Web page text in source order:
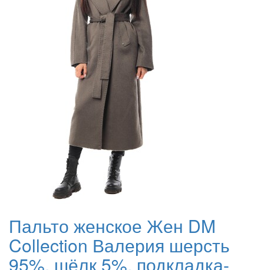
Пальто женское Жен DM
Collection Валерия шерсть
95%, шёлк 5%, подкладка-